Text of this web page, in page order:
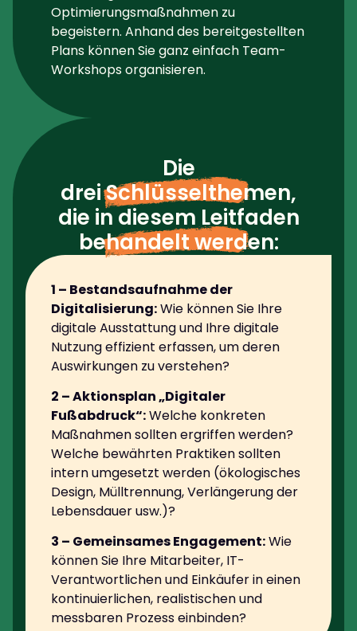
Optimierungsmaßnahmen zu
begeistern. Anhand des bereitgestellten
Plans können Sie ganz einfach Team-
Workshops organisieren.
Die
drei Schlüsselthemen,
die in diesem Leitfaden
behandelt werden:
1 – Bestandsaufnahme der
Digitalisierung:Wie können Sie Ihre
digitale Ausstattung und Ihre digitale
Nutzung effizient erfassen, um deren
Auswirkungen zu verstehen?
2 – Aktionsplan „Digitaler
Fußabdruck“:Welche konkreten
Maßnahmen sollten ergriffen werden?
Welche bewährten Praktiken sollten
intern umgesetzt werden (ökologisches
Design, Mülltrennung, Verlängerung der
Lebensdauer usw.)?
3 – Gemeinsames Engagement:Wie
können Sie Ihre Mitarbeiter, IT-
Verantwortlichen und Einkäufer in einen
kontinuierlichen, realistischen und
messbaren Prozess einbinden?